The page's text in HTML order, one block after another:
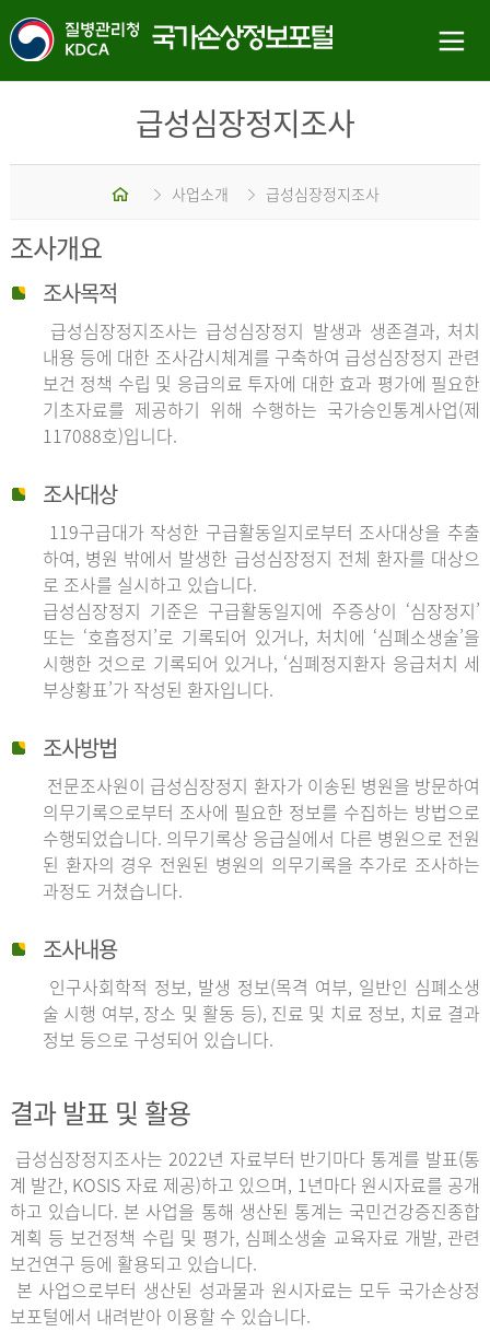
급성심장정지조사
홈 사업소개 급성심장정지조사
조사개요
조사목적
급성심장정지조사는 급성심장정지 발생과 생존결과, 처치
내용 등에 대한 조사감시체계를 구축하여 급성심장정지 관련
보건 정책 수립 및 응급의료 투자에 대한 효과 평가에 필요한
기초자료를 제공하기 위해 수행하는 국가승인통계사업(제
117088호)입니다.
조사대상
119구급대가 작성한 구급활동일지로부터 조사대상을 추출
하여, 병원 밖에서 발생한 급성심장정지 전체 환자를 대상으
로 조사를 실시하고 있습니다.
급성심장정지 기준은 구급활동일지에 주증상이 ‘심장정지’
또는 ‘호흡정지’로 기록되어 있거나, 처치에 ‘심폐소생술’을
시행한 것으로 기록되어 있거나, ‘심폐정지환자 응급처치 세
부상황표’가 작성된 환자입니다.
조사방법
전문조사원이 급성심장정지 환자가 이송된 병원을 방문하여
의무기록으로부터 조사에 필요한 정보를 수집하는 방법으로
수행되었습니다. 의무기록상 응급실에서 다른 병원으로 전원
된 환자의 경우 전원된 병원의 의무기록을 추가로 조사하는
과정도 거쳤습니다.
조사내용
인구사회학적 정보, 발생 정보(목격 여부, 일반인 심폐소생
술 시행 여부, 장소 및 활동 등), 진료 및 치료 정보, 치료 결과
정보 등으로 구성되어 있습니다.
결과 발표 및 활용
급성심장정지조사는 2022년 자료부터 반기마다 통계를 발표(통
계 발간, KOSIS 자료 제공)하고 있으며, 1년마다 원시자료를 공개
하고 있습니다. 본 사업을 통해 생산된 통계는 국민건강증진종합
계획 등 보건정책 수립 및 평가, 심폐소생술 교육자료 개발, 관련
보건연구 등에 활용되고 있습니다.
본 사업으로부터 생산된 성과물과 원시자료는 모두 국가손상정
보포털에서 내려받아 이용할 수 있습니다.